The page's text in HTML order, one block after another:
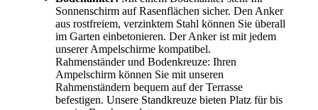
Sonnenschirm auf Rasenflächen sicher. Den Anker
aus rostfreiem, verzinktem Stahl können Sie überall
im Garten einbetonieren. Der Anker ist mit jedem
unserer Ampelschirme kompatibel.
Rahmenständer und Bodenkreuze: Ihren
Ampelschirm können Sie mit unseren
Rahmenständern bequem auf der Terrasse
befestigen. Unsere Standkreuze bieten Platz für bis